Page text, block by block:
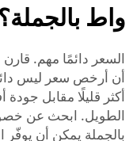
واط بالجملة؟
السعر دائمًا مهم. قارن
أن أرخص سعر ليس
أكثر قليلًا مقابل
الطويل. ابحث عن
بالجملة يمكن أن يوفّر